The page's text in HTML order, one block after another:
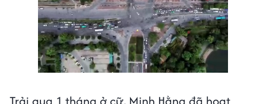
Trải qua 1 tháng ở cữ, Minh Hằng đã hoạt